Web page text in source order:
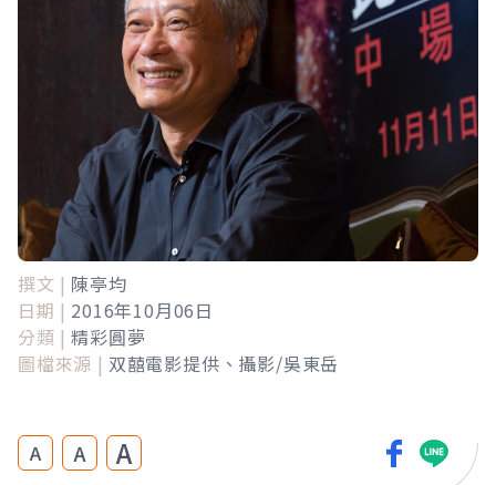
撰文 | 陳亭均
日期 | 2016年10月06日
分類 | 精彩圓夢
圖檔來源 | 双囍電影提供、攝影/吳東岳
A A A